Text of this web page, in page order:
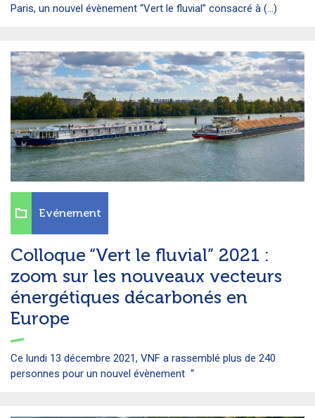
Paris, un nouvel évènement “Vert le fluvial” consacré à (...)
Colloque “Vert le fluvial” 2021 :
zoom sur les nouveaux vecteurs
énergétiques décarbonés en
Europe
Ce lundi 13 décembre 2021, VNF a rassemblé plus de 240
personnes pour un nouvel évènement “
Evénement